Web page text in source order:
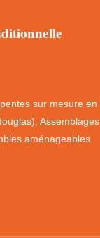
sur mesure en
Assemblages
aménageables.